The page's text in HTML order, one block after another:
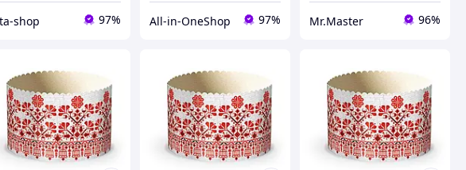
shop 97% All-in-OneShop 97% Mr.Master 96%